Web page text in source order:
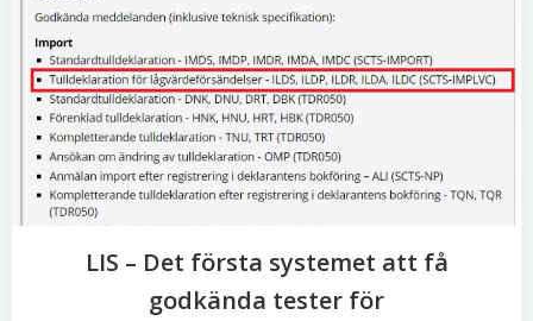
LIS – Det första systemet att få
godkända tester för